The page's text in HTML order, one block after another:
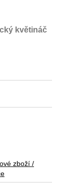
květináč
zboží /